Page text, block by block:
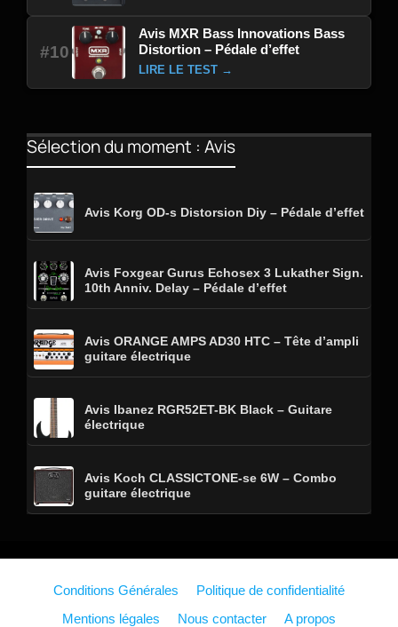
#10
Avis MXR Bass Innovations Bass
Distortion – Pédale d’effet
LIRE LE TEST →
Sélection du moment : Avis
Avis Korg OD-s Distorsion Diy – Pédale d’effet
Avis Foxgear Gurus Echosex 3 Lukather Sign.
10th Anniv. Delay – Pédale d’effet
Avis ORANGE AMPS AD30 HTC – Tête d’ampli
guitare électrique
Avis Ibanez RGR52ET-BK Black – Guitare
électrique
Avis Koch CLASSICTONE-se 6W – Combo
guitare électrique
Conditions Générales
Politique de confidentialité
Mentions légales
Nous contacter A propos